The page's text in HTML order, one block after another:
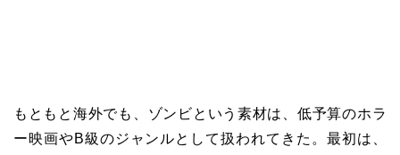
もともと海外でも、ゾンビという素材は、低予算のホラ
ー映画やB級のジャンルとして扱われてきた。最初は、